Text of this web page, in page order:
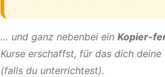
… und ganz nebenbei ein Kopier-
Kurse erschaffst, für das dich deine
(falls du unterrichtest).